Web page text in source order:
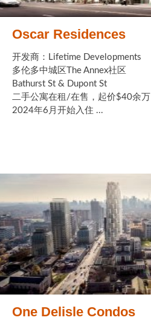
Oscar Residences
开发商：Lifetime Developments
多伦多中城区The Annex社区
Bathurst St & Dupont St
二手公寓在租/在售，起价$40余万
2024年6月开始入住 ...
One Delisle Condos